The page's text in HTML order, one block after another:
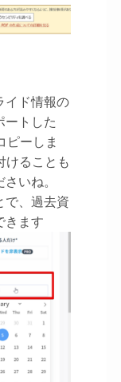
イド情報の
ートした
ピーしま
けることも
いね。
で、過去資
きます